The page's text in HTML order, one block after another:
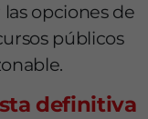
opciones de
públicos
definitiva